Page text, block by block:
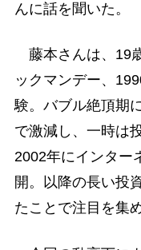
んに話を聞いた。
藤本さんは、19
ックマンデー、
験。バブル絶頂期
で激減し、一時は
2002年にインター
開。以降の長い投
たことで注目を集め